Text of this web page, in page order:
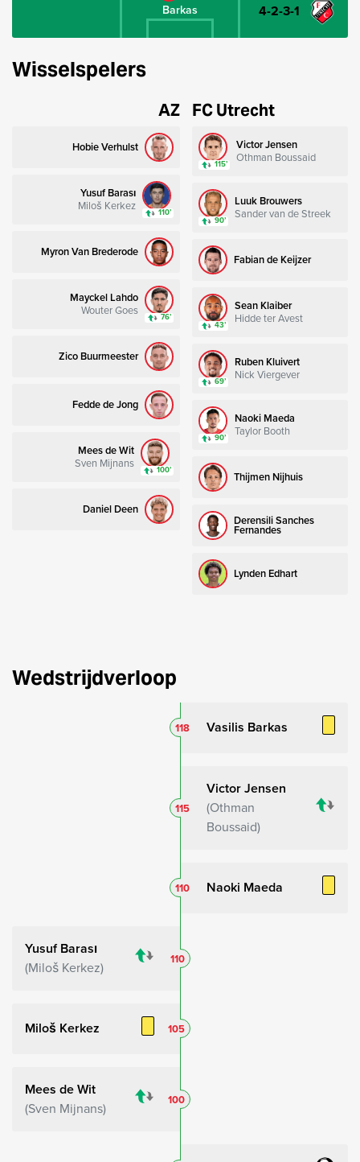
Barkas 4-2-3-1
Wisselspelers
AZ
Hobie Verhulst
Yusuf Barası
Miloš Kerkez
110’
Myron Van Brederode
Mayckel Lahdo
Wouter Goes
76’
Zico Buurmeester
Fedde de Jong
Mees de Wit
Sven Mijnans
100’
Daniel Deen
FC Utrecht
Victor Jensen
Othman Boussaid
115’
Luuk Brouwers
Sander van de Streek
90’
Fabian de Keijzer
Sean Klaiber
Hidde ter Avest
43’
Ruben Kluivert
Nick Viergever
69’
Naoki Maeda
Taylor Booth
90’
Thijmen Nijhuis
Derensili Sanches
Fernandes
Lynden Edhart
Wedstrijdverloop
Vasilis Barkas
118
Victor Jensen
Othman
Boussaid
115
Naoki Maeda
110
Yusuf Barası
Miloš Kerkez
110
Miloš Kerkez 105
Mees de Wit
Sven Mijnans
100